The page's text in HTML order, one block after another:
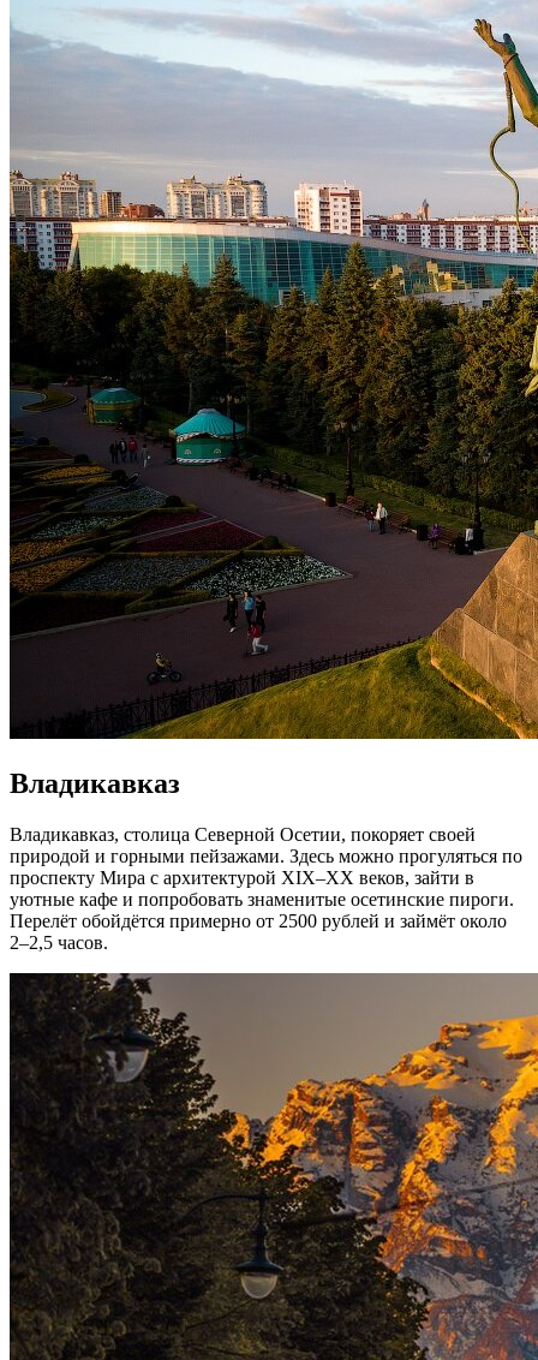
Владикавказ
Владикавказ, столица Северной Осетии, покоряет своей
природой и горными пейзажами. Здесь можно прогуляться по
проспекту Мира с архитектурой XIX–XX веков, зайти в
уютные кафе и попробовать знаменитые осетинские пироги.
Перелёт обойдётся примерно от 2500 рублей и займёт около
2–2,5 часов.